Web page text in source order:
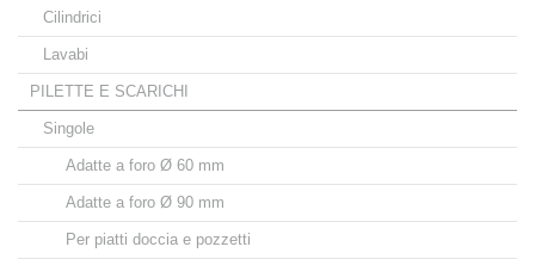
Cilindrici
Lavabi
PILETTE E SCARICHI
Singole
Adatte a foro Ø 60 mm
Adatte a foro Ø 90 mm
Per piatti doccia e pozzetti